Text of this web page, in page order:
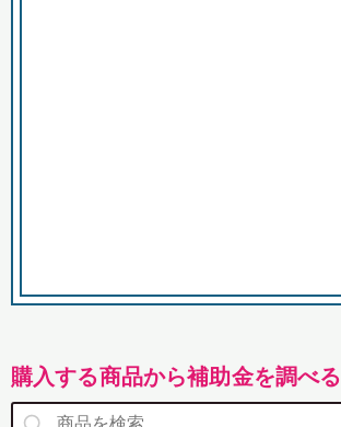
購入する商品から補助金を調べる